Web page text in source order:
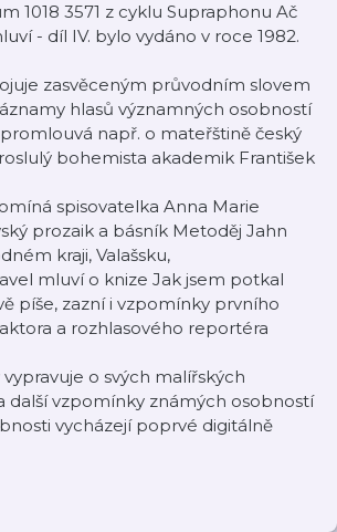
1018 3571 z cyklu Supraphonu Ač
- díl IV. bylo vydáno v roce 1982.
zasvěceným průvodním slovem
hlasů významných osobností
např. o mateřštině český
bohemista akademik František
spisovatelka Anna Marie
prozaik a básník Metoděj Jahn
kraji, Valašsku,
mluví o knize Jak jsem potkal
píše, zazní i vzpomínky prvního
a rozhlasového reportéra
o svých malířských
další vzpomínky známých osobností
vycházejí poprvé digitálně